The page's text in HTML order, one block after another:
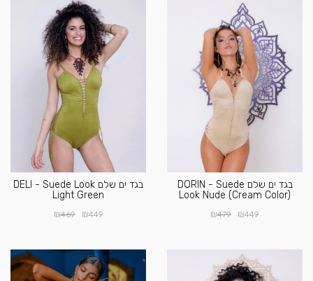
בגד ים שלם DORIN - Suede
Look Nude (Cream Color)
₪449
₪479
בגד ים שלם DELI - Suede Look
Light Green
₪449
₪469